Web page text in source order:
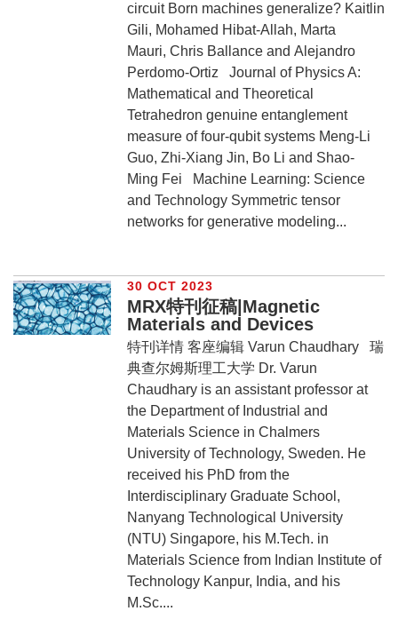
circuit Born machines generalize? Kaitlin
Gili, Mohamed Hibat-Allah, Marta
Mauri, Chris Ballance and Alejandro
Perdomo-Ortiz Journal of Physics A:
Mathematical and Theoretical
Tetrahedron genuine entanglement
measure of four-qubit systems Meng-Li
Guo, Zhi-Xiang Jin, Bo Li and Shao-
Ming Fei Machine Learning: Science
and Technology Symmetric tensor
networks for generative modeling...
30 OCT 2023
MRX特刊征稿|Magnetic
Materials and Devices
特刊详情 客座编辑 Varun Chaudhary 瑞
典查尔姆斯理工大学 Dr. Varun
Chaudhary is an assistant professor at
the Department of Industrial and
Materials Science in Chalmers
University of Technology, Sweden. He
received his PhD from the
Interdisciplinary Graduate School,
Nanyang Technological University
(NTU) Singapore, his M.Tech. in
Materials Science from Indian Institute of
Technology Kanpur, India, and his
M.Sc....